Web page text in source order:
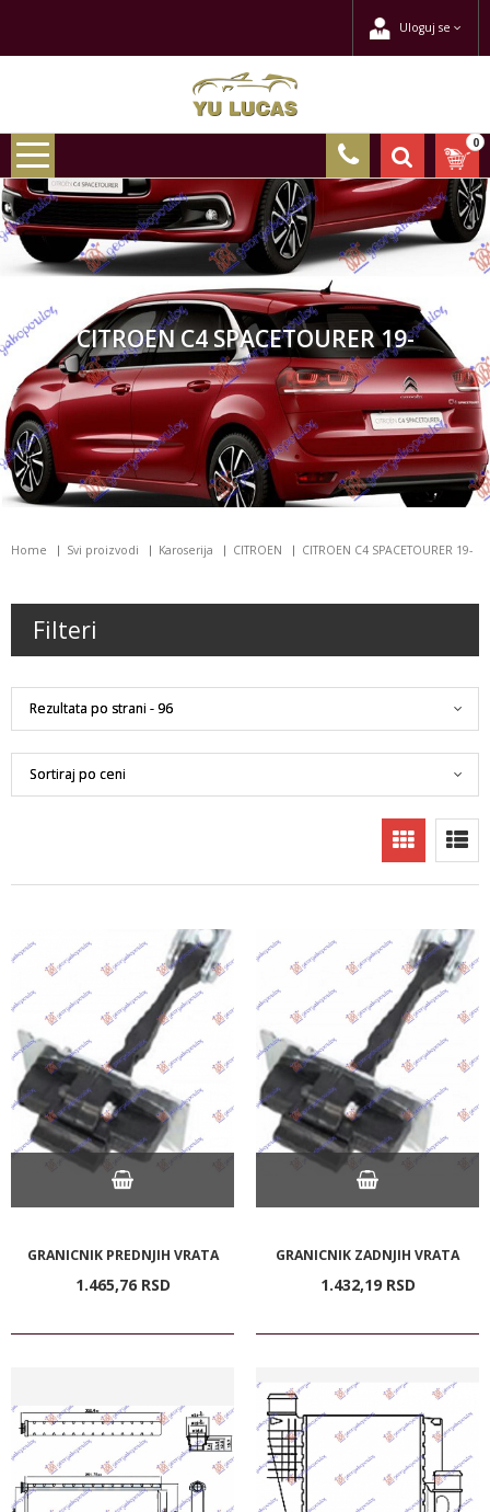
Uloguj se
0
CITROEN C4 SPACETOURER 19-
Home Svi proizvodi Karoserija CITROEN CITROEN C4 SPACETOURER 19-
Filteri
GRANICNIK PREDNJIH VRATA
1.465,76 RSD
GRANICNIK ZADNJIH VRATA
1.432,19 RSD